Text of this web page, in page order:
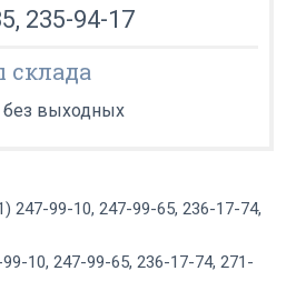
235-94-17
склада
без выходных
247-99-10, 247-99-65, 236-17-74,
10, 247-99-65, 236-17-74, 271-